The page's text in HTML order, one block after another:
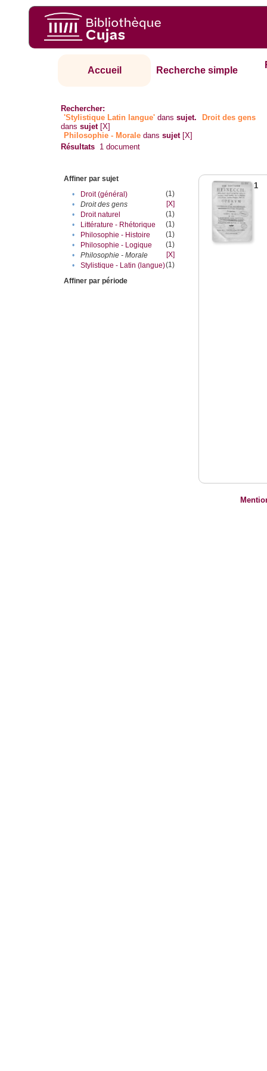
Accueil Recherche simple
Rechercher:
'Stylistique Latin langue' danssujet.
Droit des gens
danssujet [X]
Philosophie - Morale danssujet [X]
Résultats 1 document
Affiner par sujet
•
Droit (général)
(1)
•
Droit des gens
[X]
•
Droit naturel
(1)
•
Littérature - Rhétorique
(1)
•
Philosophie - Histoire
(1)
•
Philosophie - Logique
(1)
•
Philosophie - Morale
[X]
•
Stylistique - Latin (langue)(1)
Affiner par période
1